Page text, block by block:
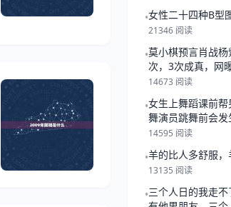
•女性二十四种B型
21346 阅读
•莫小棋预言肖战
次，3次成真，网
一起，
14673 阅读
•女生上舞蹈课前
舞演员跳舞前会发
14595 阅读
•羊的比人多舒服
13135 阅读
•三个人日的我走